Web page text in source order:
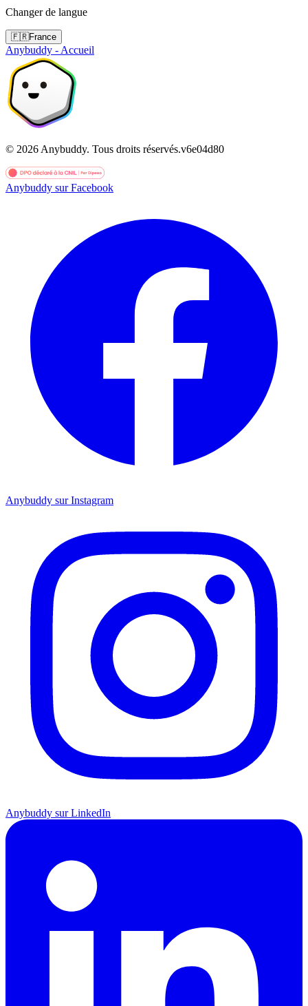
Changer de langue
🇫🇷France
Anybuddy - Accueil
© 2026 Anybuddy. Tous droits réservés.v6e04d80
Anybuddy sur Facebook
Anybuddy sur Instagram
Anybuddy sur LinkedIn